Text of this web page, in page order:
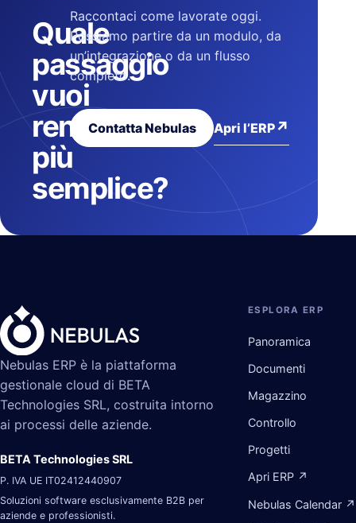
Quale
passaggio
vuoi
rendere
più
semplice?
Raccontaci come lavorate oggi.
Possiamo partire da un modulo, da
un’integrazione o da un flusso
completo.
Contatta Nebulas Apri l’ERP ↗
Nebulas ERP è la piattaforma
gestionale cloud di BETA
Technologies SRL, costruita intorno
ai processi delle aziende.
BETA Technologies SRL
P. IVA UE IT02412440907
Soluzioni software esclusivamente B2B per
aziende e professionisti.
ESPLORA ERP
Panoramica
Documenti
Magazzino
Controllo
Progetti
Apri ERP ↗
Nebulas Calendar ↗